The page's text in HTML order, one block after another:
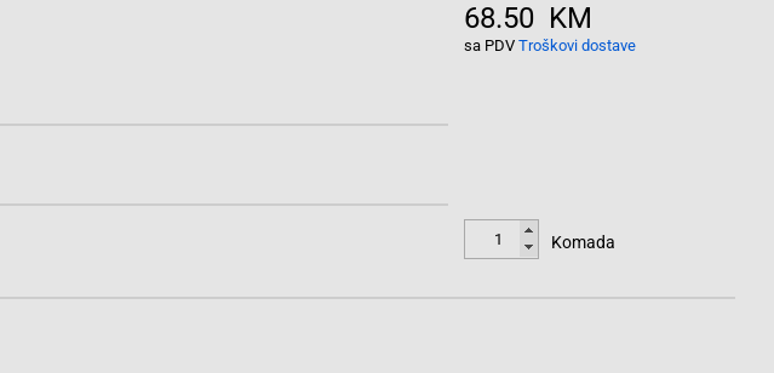
68.50 KM
sa PDV Troškovi dostave
Komada